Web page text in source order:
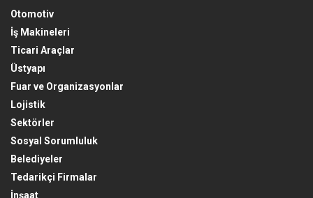
Otomotiv
İş Makineleri
Ticari Araçlar
Üstyapı
Fuar ve Organizasyonlar
Lojistik
Sektörler
Sosyal Sorumluluk
Belediyeler
Tedarikçi Firmalar
İnşaat